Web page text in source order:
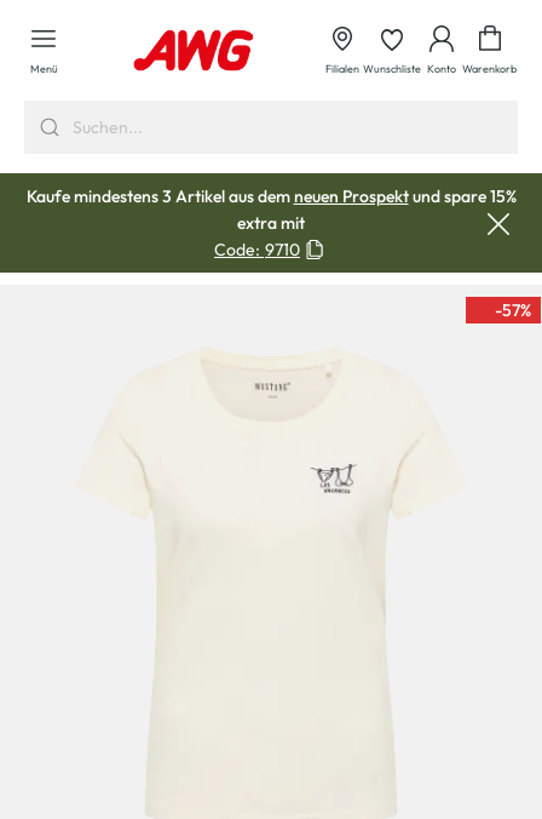
springen
Menü Filialen Wunschliste Konto Warenkorb
Kaufe mindestens 3 Artikel aus demneuen Prospektund spare 15%
extra mit
Code: 9710
-57%